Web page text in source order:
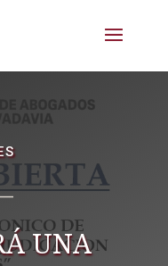
UNA